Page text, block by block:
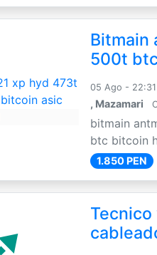
Bitmain
500t
05 Ago - 22:31
, Mazamari
bitmain
btc bitcoin
1.850 PEN